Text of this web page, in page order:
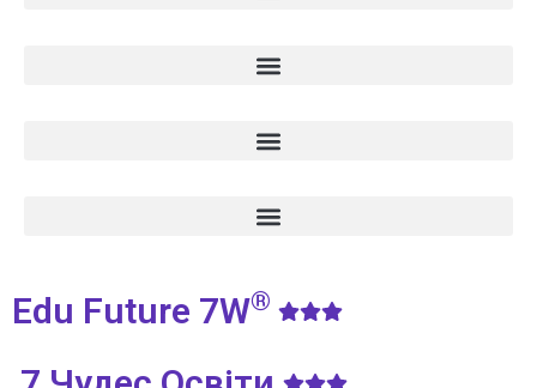
Edu Future 7W®